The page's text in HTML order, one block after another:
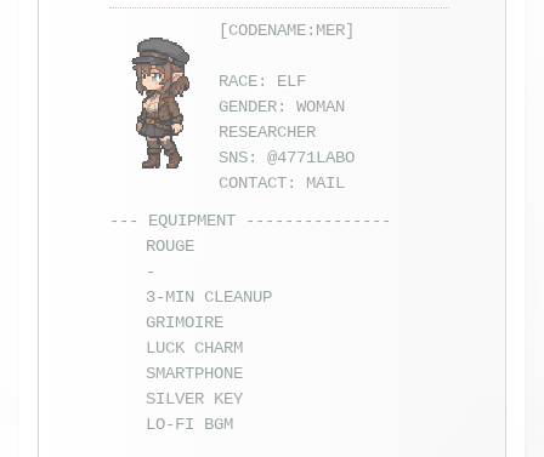
[CODENAME:MER]
RACE: ELF
GENDER: WOMAN
RESEARCHER
SNS: @4771LABO
CONTACT: MAIL
--- EQUIPMENT ---------------
ROUGE
-
3-MIN CLEANUP
GRIMOIRE
LUCK CHARM
SMARTPHONE
SILVER KEY
LO-FI BGM